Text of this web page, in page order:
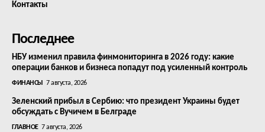
Контакты
Последнее
НБУ изменил правила финмониторинга в 2026 году: какие
операции банков и бизнеса попадут под усиленный контроль
ФИНАНСЫ 7 августа, 2026
Зеленский прибыл в Сербию: что президент Украины будет
обсуждать с Вучичем в Белграде
ГЛАВНОЕ 7 августа, 2026